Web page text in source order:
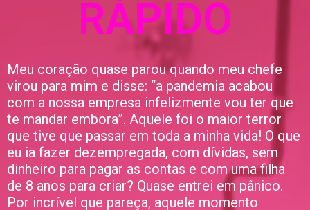
RÁPIDO
Meu coração quase parou quando meu chefe
virou para mim e disse: “a pandemia acabou
com a nossa empresa infelizmente vou ter que
te mandar embora”. Aquele foi o maior terror
que tive que passar em toda a minha vida! O que
eu ia fazer dezempregada, com dívidas, sem
dinheiro para pagar as contas e com uma filha
de 8 anos para criar? Quase entrei em pânico.
Por incrível que pareça, aquele momento